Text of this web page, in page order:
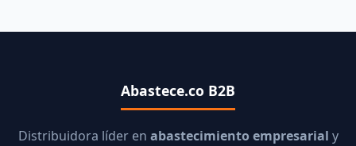
Abastece.co B2B
Distribuidora líder en abastecimiento empresarial y